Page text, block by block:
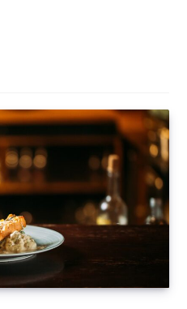
et vins sur les tapas et autres recettes !